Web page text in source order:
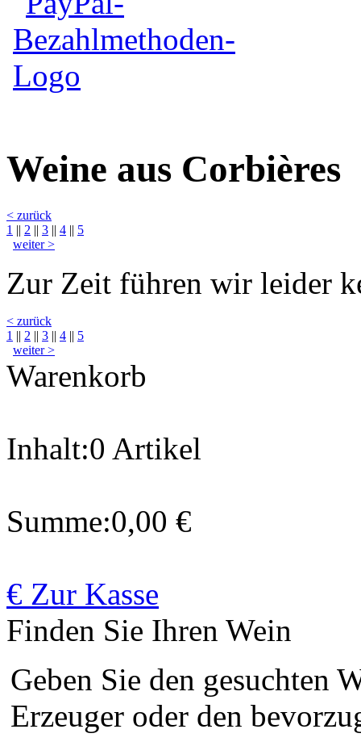
Weine aus Corbières
< zurück
1 || 2 || 3 || 4 || 5
weiter >
Zur Zeit führen wir leider
< zurück
1 || 2 || 3 || 4 || 5
weiter >
Warenkorb
Inhalt:0 Artikel
Summe:0,00 €
€ Zur Kasse
Finden Sie Ihren Wein
Geben Sie den gesuchten
Erzeuger oder den